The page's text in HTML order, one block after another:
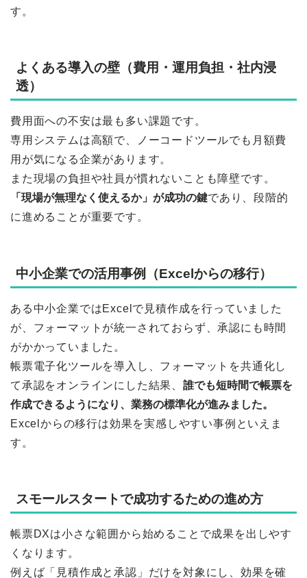
す。
よくある導入の壁（費用・運用負担・社内浸
透）
費用面への不安は最も多い課題です。
専用システムは高額で、ノーコードツールでも月額費
用が気になる企業があります。
また現場の負担や社員が慣れないことも障壁です。
「現場が無理なく使えるか」が成功の鍵であり、段階的
に進めることが重要です。
中小企業での活用事例（Excelからの移行）
ある中小企業ではExcelで見積作成を行っていました
が、フォーマットが統一されておらず、承認にも時間
がかかっていました。
帳票電子化ツールを導入し、フォーマットを共通化し
て承認をオンラインにした結果、 誰でも短時間で帳票を
作成できるようになり、業務の標準化が進みました。
Excelからの移行は効果を実感しやすい事例といえま
す。
スモールスタートで成功するための進め方
帳票DXは小さな範囲から始めることで成果を出しやす
くなります。
例えば「見積作成と承認」だけを対象にし、効果を確